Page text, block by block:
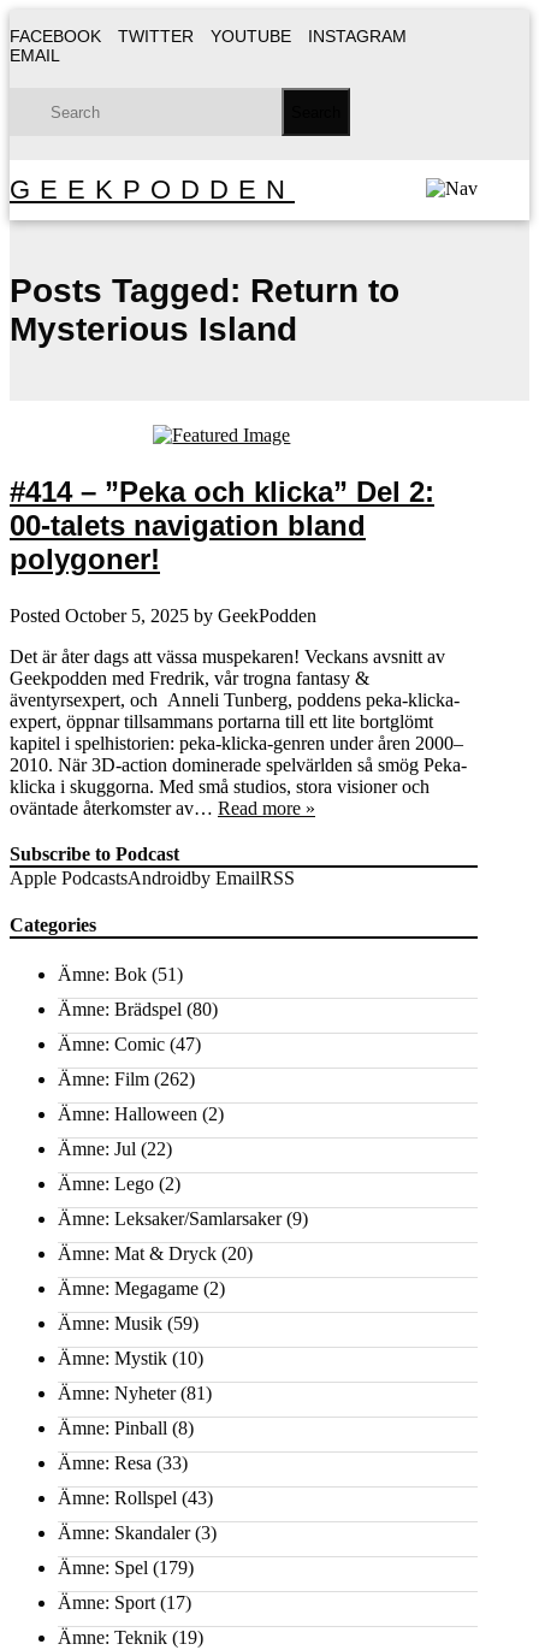
FACEBOOK TWITTER YOUTUBE
INSTAGRAM
EMAIL
GEEKPODDEN
Posts Tagged: Return to
Mysterious Island
#414 – ”Peka och klicka” Del 2:
00-talets navigation bland
polygoner!
Posted October 5, 2025 by GeekPodden
Det är åter dags att vässa muspekaren! Veckans avsnitt av
Geekpodden med Fredrik, vår trogna fantasy &
äventyrsexpert, och Anneli Tunberg, poddens peka-klicka-
expert, öppnar tillsammans portarna till ett lite bortglömt
kapitel i spelhistorien: peka-klicka-genren under åren 2000–
2010. När 3D-action dominerade spelvärlden så smög Peka-
klicka i skuggorna. Med små studios, stora visioner och
oväntade återkomster av… Read more »
Subscribe to Podcast
Apple PodcastsAndroidby EmailRSS
Categories
Ämne: Bok (51)
Ämne: Brädspel (80)
Ämne: Comic (47)
Ämne: Film (262)
Ämne: Halloween (2)
Ämne: Jul (22)
Ämne: Lego (2)
Ämne: Leksaker/Samlarsaker(9)
Ämne: Mat & Dryck (20)
Ämne: Megagame (2)
Ämne: Musik (59)
Ämne: Mystik (10)
Ämne: Nyheter(81)
Ämne: Pinball (8)
Ämne: Resa (33)
Ämne: Rollspel (43)
Ämne: Skandaler(3)
Ämne: Spel (179)
Ämne: Sport (17)
Ämne: Teknik (19)